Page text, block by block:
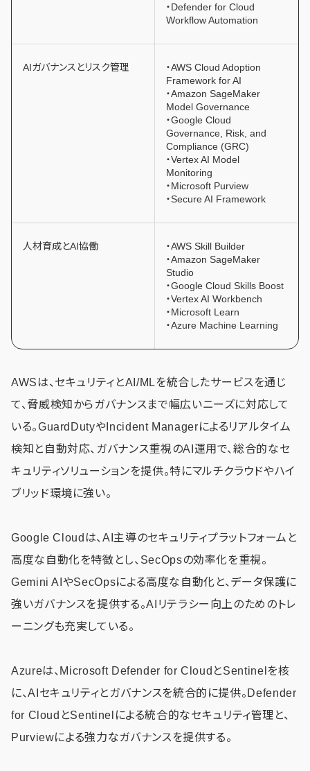
・Defender for Cloud
Workflow Automation
AIガバナンスとリスク管理
・AWS Cloud Adoption
Framework for AI
・Amazon SageMaker
Model Governance
・Google Cloud
Governance, Risk, and
Compliance (GRC)
・Vertex AI Model
Monitoring
・Microsoft Purview
・Secure AI Framework
人材育成とAI協働
・AWS Skill Builder
・Amazon SageMaker
Studio
・Google Cloud Skills Boost
・Vertex AI Workbench
・Microsoft Learn
・Azure Machine Learning
AWSは、セキュリティとAI/MLを統合したサービスを通じ
て、脅威検知からガバナンスまで幅広いニーズに対応して
いる。GuardDutyやIncident Managerによるリアルタイム
検知と自動対応、ガバナンス重視のAI運用で、総合的なセ
キュリティソリューションを提供。特にマルチクラウドやハイ
ブリッド環境に強い。
Google Cloudは、AI主導のセキュリティプラットフォームと
高度な自動化を特徴とし、SecOpsの効率化を重視。
Gemini AIやSecOpsによる高度な自動化と、データ保護に
強いガバナンスを提供する。AIリテラシー向上のためのトレ
ーニングも充実している。
Azureは、Microsoft Defender for CloudとSentinelを核
に、AIセキュリティとガバナンスを統合的に提供。Defender
for CloudとSentinelによる統合的なセキュリティ管理と、
Purviewによる強力なガバナンスを提供する。